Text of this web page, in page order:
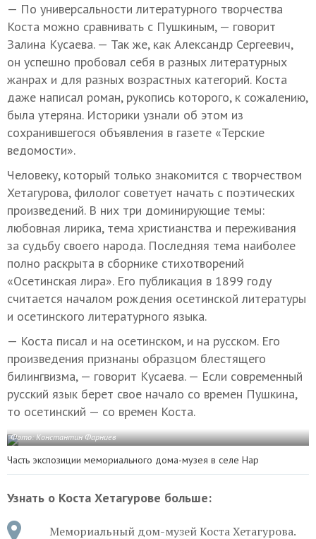
— По универсальности литературного творчества
Коста можно сравнивать с Пушкиным, — говорит
Залина Кусаева. — Так же, как Александр Сергеевич,
он успешно пробовал себя в разных литературных
жанрах и для разных возрастных категорий. Коста
даже написал роман, рукопись которого, к сожалению,
была утеряна. Историки узнали об этом из
сохранившегося объявления в газете «Терские
ведомости».
Человеку, который только знакомится с творчеством
Хетагурова, филолог советует начать с поэтических
произведений. В них три доминирующие темы:
любовная лирика, тема христианства и переживания
за судьбу своего народа. Последняя тема наиболее
полно раскрыта в сборнике стихотворений
«Осетинская лира». Его публикация в 1899 году
считается началом рождения осетинской литературы
и осетинского литературного языка.
— Коста писал и на осетинском, и на русском. Его
произведения признаны образцом блестящего
билингвизма, — говорит Кусаева. — Если современный
русский язык берет свое начало со времен Пушкина,
то осетинский — со времен Коста.
Фото: Константин Фарниев
Часть экспозиции мемориального дома-музея в селе Нар
Узнать о Коста Хетагурове больше:
Мемориальный дом-музей Коста Хетагурова.